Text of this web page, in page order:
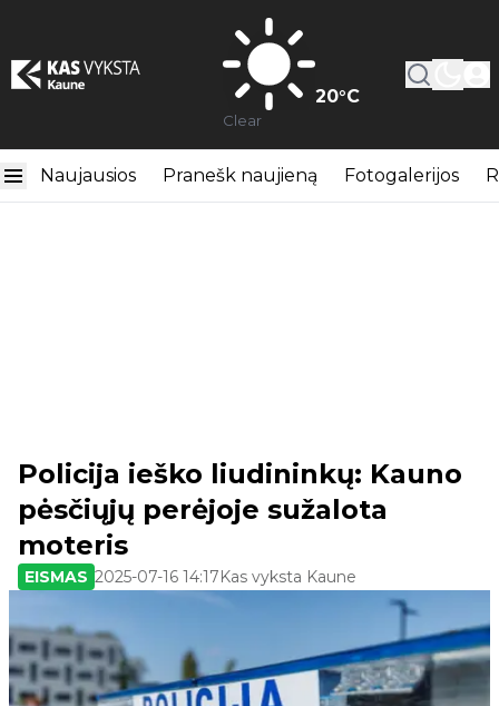
20°C
Clear
Naujausios Pranešk naujieną Fotogalerijos
Policija ieško liudininkų: Kauno
pėsčiųjų perėjoje sužalota
moteris
EISMAS 2025-07-16 14:17Kas vyksta Kaune